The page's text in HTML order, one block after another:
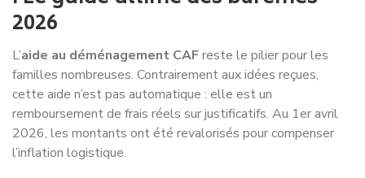
2026
L’aide au déménagement CAFreste le pilier pour les
familles nombreuses. Contrairement aux idées reçues,
cette aide n’est pas automatique : elle est un
remboursement de frais réels sur justificatifs. Au 1er avril
2026, les montants ont été revalorisés pour compenser
l’inflation logistique.